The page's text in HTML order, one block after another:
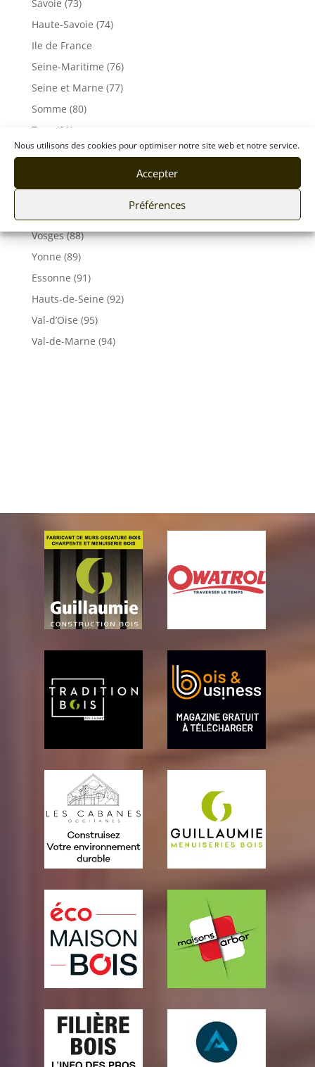
Nous utilisons des cookies pour optimiser notre site web et notre service.
Accepter
Préférences
Savoie (73)
Haute-Savoie (74)
Ile de France
Seine-Maritime (76)
Seine et Marne (77)
Somme (80)
Tarn (81)
Tarn-et-Garonne (82)
Vaucluse (84)
Vosges (88)
Yonne (89)
Essonne (91)
Hauts-de-Seine (92)
Val-d’Oise (95)
Val-de-Marne (94)